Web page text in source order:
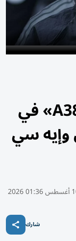
هبوط نادر لطائرة «A380» في
وإيه سي
2026
شارك